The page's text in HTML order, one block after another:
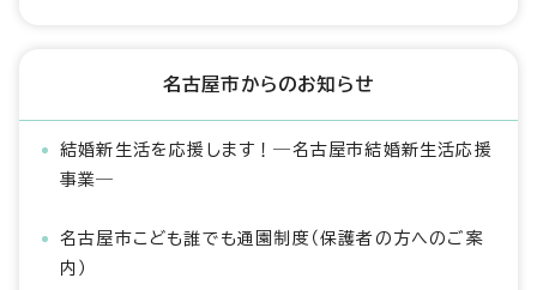
名古屋市からのお知らせ
結婚新生活を応援します！―名古屋市結婚新生活応援
事業―
名古屋市こども誰でも通園制度（保護者の方へのご案
内）